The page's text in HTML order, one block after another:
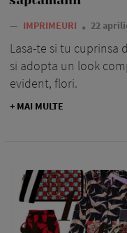
— IMPRIMEURI 22
Lasa-te si tu cuprinsa
si adopta un look
evident, flori.
+ MAI MULTE